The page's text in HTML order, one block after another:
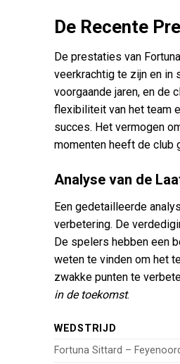
De Recente
De prestaties van
veerkrachtig te zijn en in
voorgaande jaren, en de
flexibiliteit van het team
succes. Het vermogen
momenten heeft de club
Analyse van de
Een gedetailleerde
verbetering. De
De spelers hebben een
weten te vinden om het
zwakke punten te
in de toekomst.
WEDSTRIJD
Fortuna Sittard –